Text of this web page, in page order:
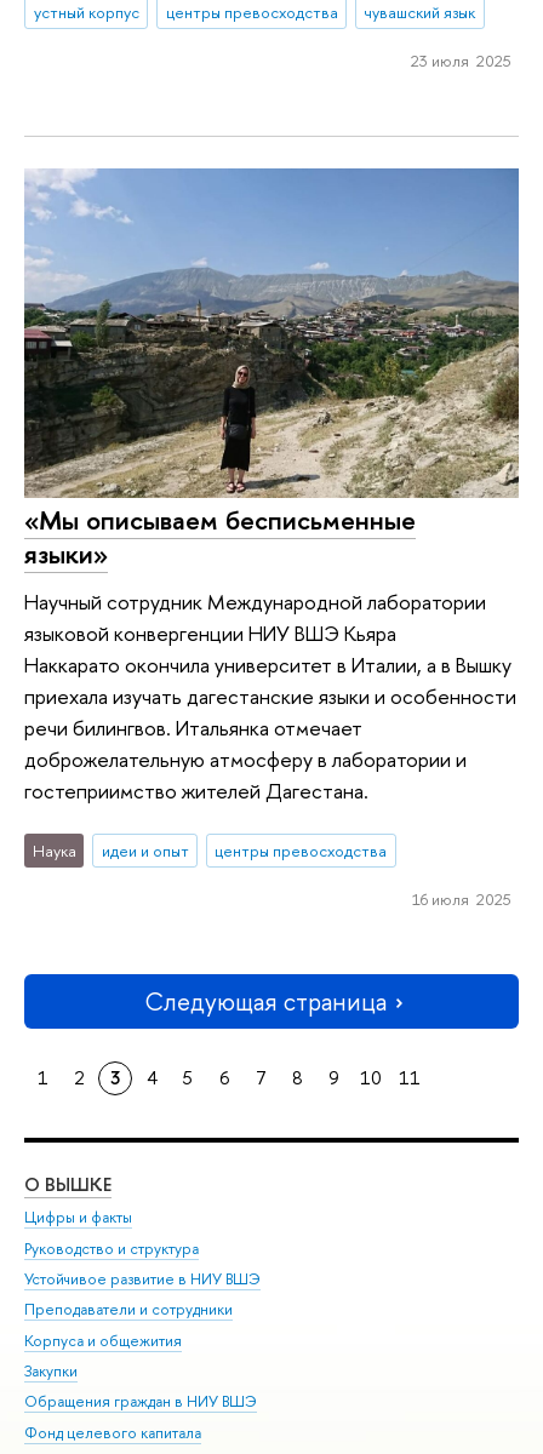
устный корпус
центры превосходства чувашский язык
23 июля 2025
«Мы описываем бесписьменные
языки»
Научный сотрудник Международной лаборатории
языковой конвергенции НИУ ВШЭ Кьяра
Наккарато окончила университет в Италии, а в Вышку
приехала изучать дагестанские языки и особенности
речи билингвов. Итальянка отмечает
доброжелательную атмосферу в лаборатории и
гостеприимство жителей Дагестана.
Наука идеи и опыт центры превосходства
16 июля 2025
Следующая страница
1 2 3 4 5 6 7 8 9 10 11
О ВЫШКЕ
Цифры и факты
Руководство и структура
Устойчивое развитие в НИУ ВШЭ
Преподаватели и сотрудники
Корпуса и общежития
Закупки
Обращения граждан в НИУ ВШЭ
Фонд целевого капитала